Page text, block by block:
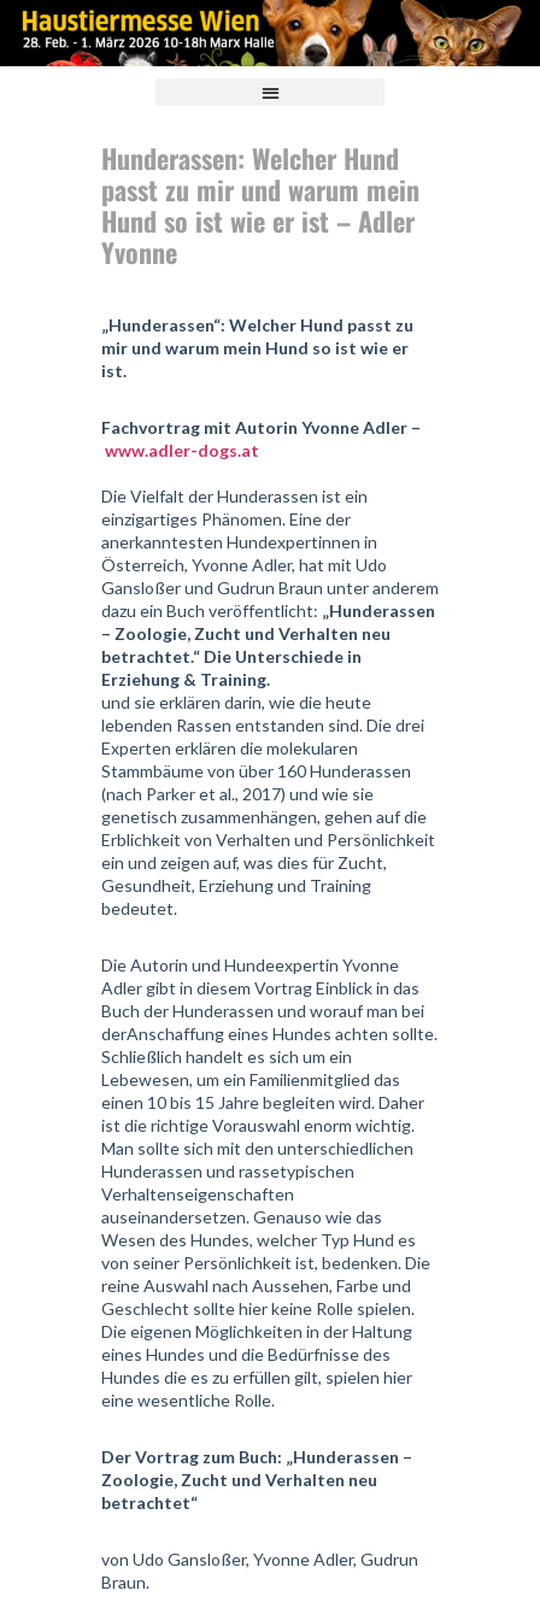
Hunderassen: Welcher Hund
passt zu mir und warum mein
Hund so ist wie er ist – Adler
Yvonne
„Hunderassen“: Welcher Hund passt zu
mir und warum mein Hund so ist wie er
ist.
Fachvortrag mit Autorin Yvonne Adler –
www.adler-dogs.at
Die Vielfalt der Hunderassen ist ein
einzigartiges Phänomen. Eine der
anerkanntesten Hundexpertinnen in
Österreich, Yvonne Adler, hat mit Udo
Gansloßer und Gudrun Braun unter anderem
dazu ein Buch veröffentlicht: „Hunderassen
– Zoologie, Zucht und Verhalten neu
betrachtet.“ Die Unterschiede in
Erziehung & Training.
und sie erklären darin, wie die heute
lebenden Rassen entstanden sind. Die drei
Experten erklären die molekularen
Stammbäume von über 160 Hunderassen
(nach Parker et al., 2017) und wie sie
genetisch zusammenhängen, gehen auf die
Erblichkeit von Verhalten und Persönlichkeit
ein und zeigen auf, was dies für Zucht,
Gesundheit, Erziehung und Training
bedeutet.
Die Autorin und Hundeexpertin Yvonne
Adler gibt in diesem Vortrag Einblick in das
Buch der Hunderassen und worauf man bei
derAnschaffung eines Hundes achten sollte.
Schließlich handelt es sich um ein
Lebewesen, um ein Familienmitglied das
einen 10 bis 15 Jahre begleiten wird. Daher
ist die richtige Vorauswahl enorm wichtig.
Man sollte sich mit den unterschiedlichen
Hunderassen und rassetypischen
Verhaltenseigenschaften
auseinandersetzen. Genauso wie das
Wesen des Hundes, welcher Typ Hund es
von seiner Persönlichkeit ist, bedenken. Die
reine Auswahl nach Aussehen, Farbe und
Geschlecht sollte hier keine Rolle spielen.
Die eigenen Möglichkeiten in der Haltung
eines Hundes und die Bedürfnisse des
Hundes die es zu erfüllen gilt, spielen hier
eine wesentliche Rolle.
Der Vortrag zum Buch: „Hunderassen –
Zoologie, Zucht und Verhalten neu
betrachtet“
von Udo Gansloßer, Yvonne Adler, Gudrun
Braun.